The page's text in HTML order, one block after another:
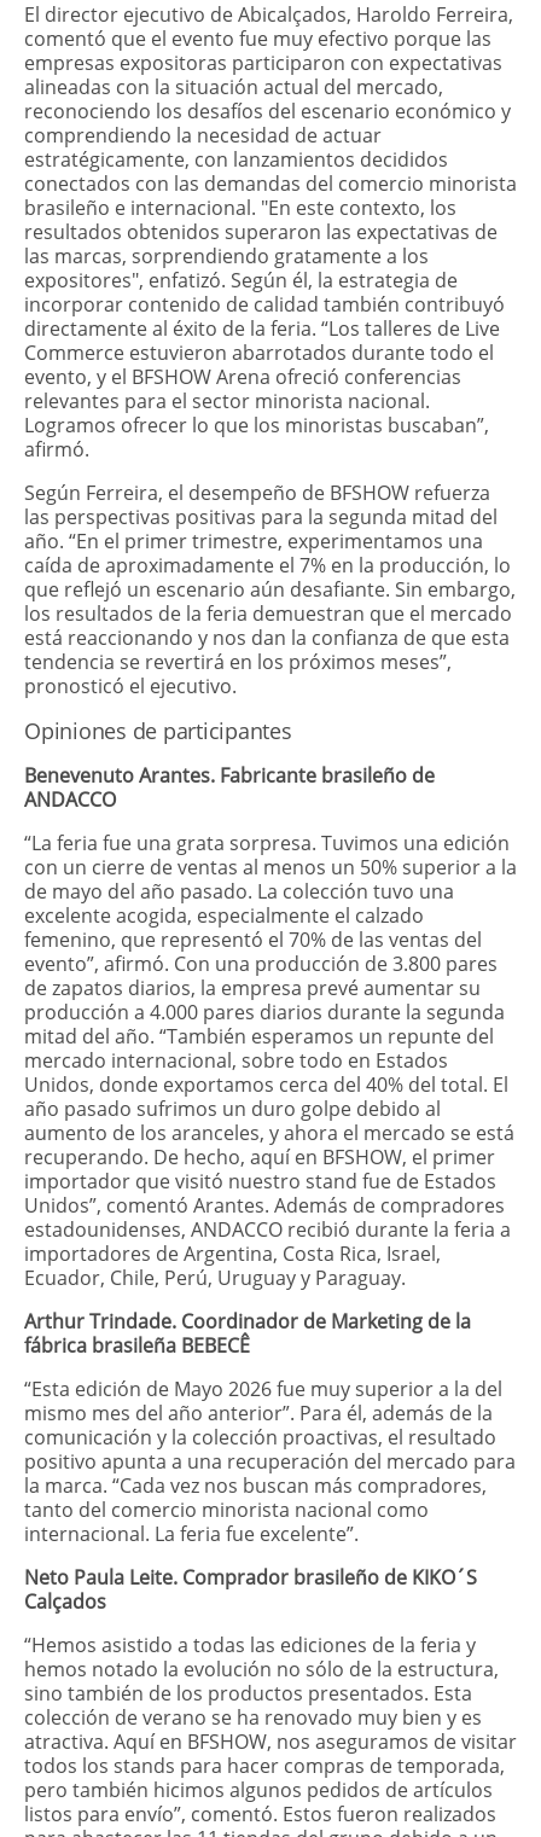
El director ejecutivo de Abicalçados, Haroldo Ferreira,
comentó que el evento fue muy efectivo porque las
empresas expositoras participaron con expectativas
alineadas con la situación actual del mercado,
reconociendo los desafíos del escenario económico y
comprendiendo la necesidad de actuar
estratégicamente, con lanzamientos decididos
conectados con las demandas del comercio minorista
brasileño e internacional. "En este contexto, los
resultados obtenidos superaron las expectativas de
las marcas, sorprendiendo gratamente a los
expositores", enfatizó. Según él, la estrategia de
incorporar contenido de calidad también contribuyó
directamente al éxito de la feria. “Los talleres de Live
Commerce estuvieron abarrotados durante todo el
evento, y el BFSHOW Arena ofreció conferencias
relevantes para el sector minorista nacional.
Logramos ofrecer lo que los minoristas buscaban”,
afirmó.
Según Ferreira, el desempeño de BFSHOW refuerza
las perspectivas positivas para la segunda mitad del
año. “En el primer trimestre, experimentamos una
caída de aproximadamente el 7% en la producción, lo
que reflejó un escenario aún desafiante. Sin embargo,
los resultados de la feria demuestran que el mercado
está reaccionando y nos dan la confianza de que esta
tendencia se revertirá en los próximos meses”,
pronosticó el ejecutivo.
Opiniones de participantes
Benevenuto Arantes. Fabricante brasileño de
ANDACCO
“La feria fue una grata sorpresa. Tuvimos una edición
con un cierre de ventas al menos un 50% superior a la
de mayo del año pasado. La colección tuvo una
excelente acogida, especialmente el calzado
femenino, que representó el 70% de las ventas del
evento”, afirmó. Con una producción de 3.800 pares
de zapatos diarios, la empresa prevé aumentar su
producción a 4.000 pares diarios durante la segunda
mitad del año. “También esperamos un repunte del
mercado internacional, sobre todo en Estados
Unidos, donde exportamos cerca del 40% del total. El
año pasado sufrimos un duro golpe debido al
aumento de los aranceles, y ahora el mercado se está
recuperando. De hecho, aquí en BFSHOW, el primer
importador que visitó nuestro stand fue de Estados
Unidos”, comentó Arantes. Además de compradores
estadounidenses, ANDACCO recibió durante la feria a
importadores de Argentina, Costa Rica, Israel,
Ecuador, Chile, Perú, Uruguay y Paraguay.
Arthur Trindade. Coordinador de Marketing de la
fábrica brasileña BEBECÊ
“Esta edición de Mayo 2026 fue muy superior a la del
mismo mes del año anterior”. Para él, además de la
comunicación y la colección proactivas, el resultado
positivo apunta a una recuperación del mercado para
la marca. “Cada vez nos buscan más compradores,
tanto del comercio minorista nacional como
internacional. La feria fue excelente”.
Neto Paula Leite. Comprador brasileño de KIKO´S
Calçados
“Hemos asistido a todas las ediciones de la feria y
hemos notado la evolución no sólo de la estructura,
sino también de los productos presentados. Esta
colección de verano se ha renovado muy bien y es
atractiva. Aquí en BFSHOW, nos aseguramos de visitar
todos los stands para hacer compras de temporada,
pero también hicimos algunos pedidos de artículos
listos para envío”, comentó. Estos fueron realizados